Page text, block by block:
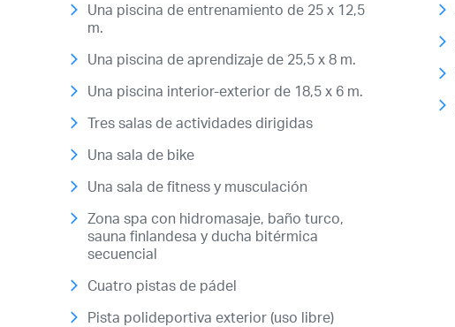
Una piscina de entrenamiento de 25 x 12,5
m.
Una piscina de aprendizaje de 25,5 x 8 m.
Una piscina interior-exterior de 18,5 x 6 m.
Tres salas de actividades dirigidas
Una sala de bike
Una sala de fitness y musculación
Zona spa con hidromasaje, baño turco,
sauna finlandesa y ducha bitérmica
secuencial
Cuatro pistas de pádel
Pista polideportiva exterior (uso libre)